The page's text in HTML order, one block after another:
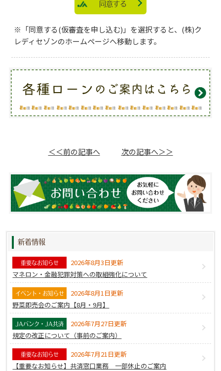
3. 組合がこの申込みに関して、組合の加盟する個人信
用情報機関を利用した場合、私は、その利用した日お
よび本申込みの内容等が同機関に1年を超えない期間
登録され、同機関の加盟会員によって自己の与信取引
す。各機関の加盟資格、会員名等は各機関のホームペ
ージに掲載されております。
① 組合が加盟する個人信用情報機関
全国銀行個人信用情報センター
(株)日本信用情報機構（JICC）
(株)シー・アイー・シー https://www.cic.co.jp/
TEL:0570-666-414
5. 私は、組合が、株式会社クレディセゾン（以下、
めに必要な範囲で、組合の保有する個人情報を提供す
【お問合せ窓口】（組合の保有する個人情報に関する
お問合せや、開示・訂正・削除の窓口）
八王子市農業協同組合 リスク管理部 審査課
〒193-0942 東京都八王子市椚田町585-8 電話042-666-
6511
株式会社クレディセゾン（保証会社）御中
1. 申込者（以下、「私」といいます。）は、私と八王
同意する
※「同意する(仮審査を申し込む)」を選択すると、(株)ク
レディセゾンのホームページへ移動します。
＜＜前の記事へ 次の記事へ＞＞
新着情報
重要なお知らせ
2026年8月3日更新
マネロン・金融犯罪対策への取組強化について
イベント・お知らせ
2026年8月1日更新
野菜即売会のご案内【8月・9月】
JAバンク・JA共済
2026年7月27日更新
規定の改正について（事前のご案内）
重要なお知らせ
2026年7月21日更新
【重要なお知らせ】共済窓口業務 一部休止のご案内